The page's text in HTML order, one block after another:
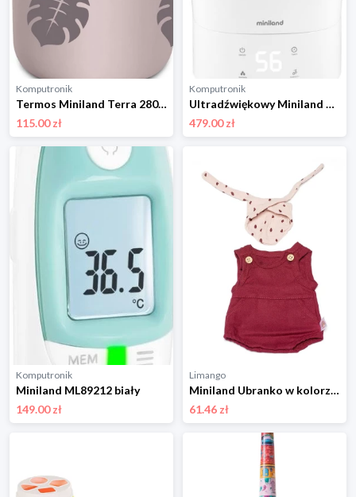
Komputronik
Termos Miniland Terra 280 ml ML89444 pudrowy róż
115.00 zł
Komputronik
Ultradźwiękowy Miniland ML89318 z Wifi
479.00 zł
Komputronik
Miniland ML89212 biały
149.00 zł
Limango
Miniland Ubranko w kolorze jasnoróżowo-bordowym dla lalki - 3+ rozmiar: onesize
61.46 zł